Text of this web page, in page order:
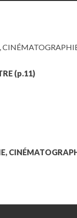
(p.11)